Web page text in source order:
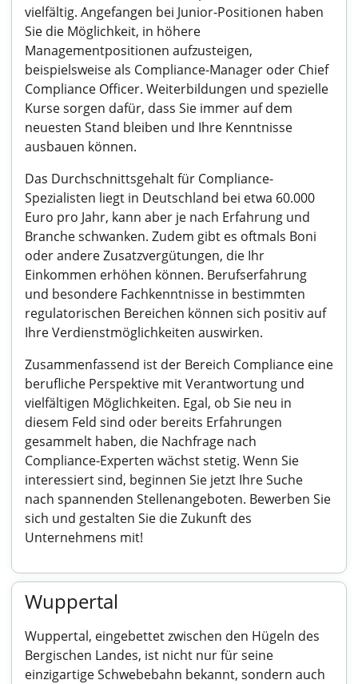
vielfältig. Angefangen bei Junior-Positionen haben
Sie die Möglichkeit, in höhere
Managementpositionen aufzusteigen,
beispielsweise als Compliance-Manager oder Chief
Compliance Officer. Weiterbildungen und spezielle
Kurse sorgen dafür, dass Sie immer auf dem
neuesten Stand bleiben und Ihre Kenntnisse
ausbauen können.
Das Durchschnittsgehalt für Compliance-
Spezialisten liegt in Deutschland bei etwa 60.000
Euro pro Jahr, kann aber je nach Erfahrung und
Branche schwanken. Zudem gibt es oftmals Boni
oder andere Zusatzvergütungen, die Ihr
Einkommen erhöhen können. Berufserfahrung
und besondere Fachkenntnisse in bestimmten
regulatorischen Bereichen können sich positiv auf
Ihre Verdienstmöglichkeiten auswirken.
Zusammenfassend ist der Bereich Compliance eine
berufliche Perspektive mit Verantwortung und
vielfältigen Möglichkeiten. Egal, ob Sie neu in
diesem Feld sind oder bereits Erfahrungen
gesammelt haben, die Nachfrage nach
Compliance-Experten wächst stetig. Wenn Sie
interessiert sind, beginnen Sie jetzt Ihre Suche
nach spannenden Stellenangeboten. Bewerben Sie
sich und gestalten Sie die Zukunft des
Unternehmens mit!
Wuppertal
Wuppertal, eingebettet zwischen den Hügeln des
Bergischen Landes, ist nicht nur für seine
einzigartige Schwebebahn bekannt, sondern auch